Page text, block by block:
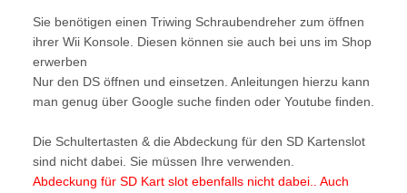
Sie benötigen einen Triwing Schraubendreher zum öffnen
ihrer Wii Konsole. Diesen können sie auch bei uns im Shop
erwerben
Nur den DS öffnen und einsetzen. Anleitungen hierzu kann
man genug über Google suche finden oder Youtube finden.
Die Schultertasten & die Abdeckung für den SD Kartenslot
sind nicht dabei. Sie müssen Ihre verwenden.
Abdeckung für SD Kart slot ebenfalls nicht dabei.. Auch